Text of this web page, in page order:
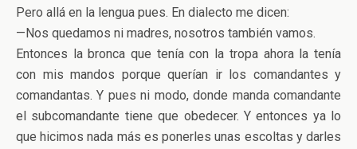
Pero allá en la lengua pues. En dialecto me dicen:
—Nos quedamos ni madres, nosotros también vamos.
Entonces la bronca que tenía con la tropa ahora la tenía
con mis mandos porque querían ir los comandantes y
comandantas. Y pues ni modo, donde manda comandante
el subcomandante tiene que obedecer. Y entonces ya lo
que hicimos nada más es ponerles unas escoltas y darles